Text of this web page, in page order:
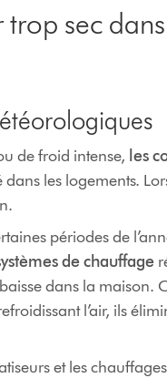
trop sec
de froid intense, les
les logements.
périodes de
de chauffage
dans la maison.
l’air, ils
et les